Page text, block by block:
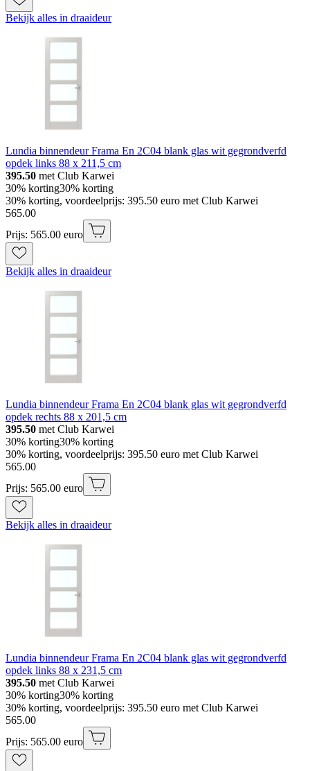
Bekijk alles in draaideur
Lundia binnendeur Frama En 2C04 blank glas wit gegrondverfd
opdek links 88 x 211,5 cm
395.50 met Club Karwei
30% korting30% korting
30% korting, voordeelprijs: 395.50 euro met Club Karwei
565.00
Prijs: 565.00 euro
Bekijk alles in draaideur
Lundia binnendeur Frama En 2C04 blank glas wit gegrondverfd
opdek rechts 88 x 201,5 cm
395.50 met Club Karwei
30% korting30% korting
30% korting, voordeelprijs: 395.50 euro met Club Karwei
565.00
Prijs: 565.00 euro
Bekijk alles in draaideur
Lundia binnendeur Frama En 2C04 blank glas wit gegrondverfd
opdek links 88 x 231,5 cm
395.50 met Club Karwei
30% korting30% korting
30% korting, voordeelprijs: 395.50 euro met Club Karwei
565.00
Prijs: 565.00 euro